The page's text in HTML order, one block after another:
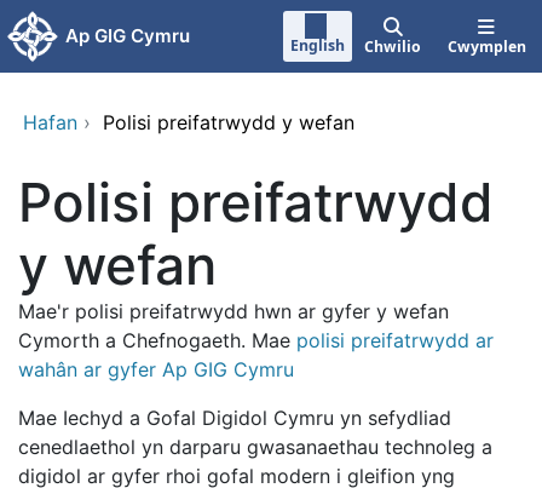
Neidio i'r prif gynnwy
Ap GIG Cymru English Chwilio Cwymplen
Hafan › Polisi preifatrwydd y wefan
Polisi preifatrwydd
y wefan
Mae'r polisi preifatrwydd hwn ar gyfer y wefan
Cymorth a Chefnogaeth. Mae polisi preifatrwydd ar
wahân ar gyfer Ap GIG Cymru
Mae Iechyd a Gofal Digidol Cymru yn sefydliad
cenedlaethol yn darparu gwasanaethau technoleg a
digidol ar gyfer rhoi gofal modern i gleifion yng